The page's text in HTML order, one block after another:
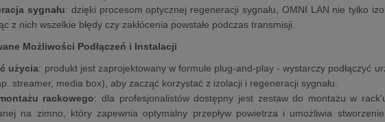
sygnału: dzięki procesom optycznej regeneracji sygnału, OMNI LAN nie tylko
z nich wszelkie błędy czy zakłócenia powstałe podczas transmisji.
Możliwości Podłączeń i Instalacji
użycia: produkt jest zaprojektowany w formule plug-and-play - wystarczy podłączyć
streamer, media box), aby zacząć korzystać z izolacji i regeneracji sygnału.
rackowego: dla profesjonalistów dostępny jest zestaw do montażu w
na zimno, który zapewnia optymalny przepływ powietrza i umożliwia